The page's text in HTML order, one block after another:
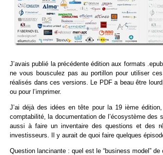
J’avais publié la précédente édition aux formats
ne vous bousculez pas au portillon pour utiliser
réalisés dans ces versions. Le PDF a beau être
ou pour l’imprimer.
J’ai déjà des idées en tête pour la 19 ième
comptabilité, la documentation de l’écosystème des
aussi à faire un inventaire des questions et des
investisseurs. Il y aurait de quoi faire quelques
Question lancinante : quel est le “business model”